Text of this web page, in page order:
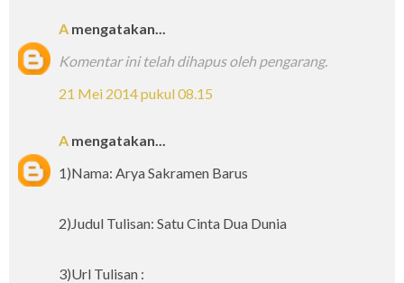
A mengatakan...
Komentar ini telah dihapus oleh pengarang.
21 Mei 2014 pukul 08.15
A mengatakan...
1)Nama: Arya Sakramen Barus
2)Judul Tulisan: Satu Cinta Dua Dunia
3)Url Tulisan :